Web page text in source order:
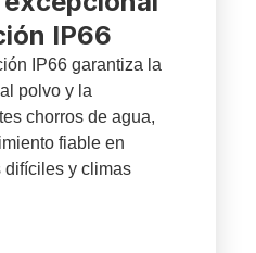
IP66
IP66 garantiza la
polvo y la
chorros de agua,
fiable en
difíciles y climas